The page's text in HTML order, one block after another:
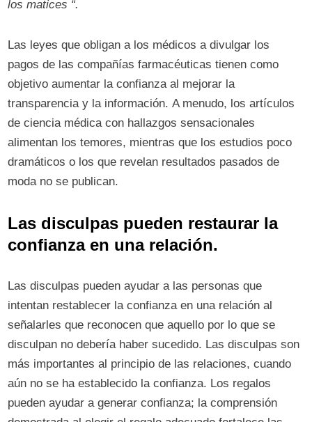
los matices “.
Las leyes que obligan a los médicos a divulgar los
pagos de las compañías farmacéuticas tienen como
objetivo aumentar la confianza al mejorar la
transparencia y la información. A menudo, los artículos
de ciencia médica con hallazgos sensacionales
alimentan los temores, mientras que los estudios poco
dramáticos o los que revelan resultados pasados ​​de
moda no se publican.
Las disculpas pueden restaurar la
confianza en una relación.
Las disculpas pueden ayudar a las personas que
intentan restablecer la confianza en una relación al
señalarles que reconocen que aquello por lo que se
disculpan no debería haber sucedido. Las disculpas son
más importantes al principio de las relaciones, cuando
aún no se ha establecido la confianza. Los regalos
pueden ayudar a generar confianza; la comprensión